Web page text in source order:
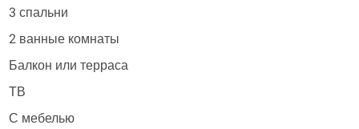
3 спальни
2 ванные комнаты
Балкон или терраса
ТВ
С мебелью